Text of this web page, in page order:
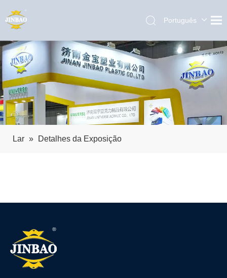
Português
العربية
Pусский
Español
Lar » Detalhes da Exposição